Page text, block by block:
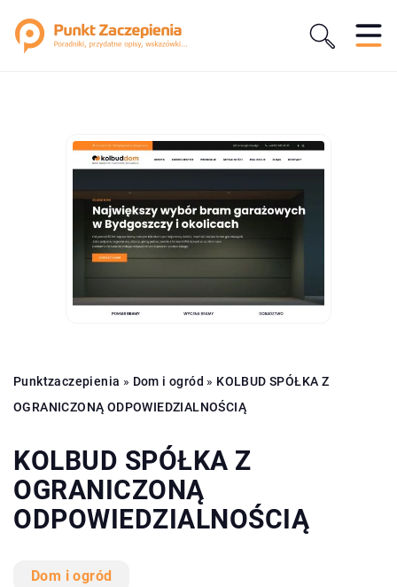
Punktzaczepienia » Dom i ogród » KOLBUD SPÓŁKA Z
OGRANICZONĄ ODPOWIEDZIALNOŚCIĄ
KOLBUD SPÓŁKA Z
OGRANICZONĄ
ODPOWIEDZIALNOŚCIĄ
Dom i ogród